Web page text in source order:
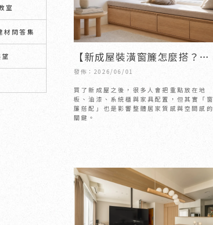
室
問答集
【新成屋裝潢窗簾怎麼搭？小
坪數放大術與入住前必看隱藏
重點】
發佈：2026/06/01
買了新成屋之後，很多人會把重點放在地
板、油漆、系統櫃與家具配置，但其實「窗
簾搭配」也是影響整體居家質感與空間感的
關鍵。